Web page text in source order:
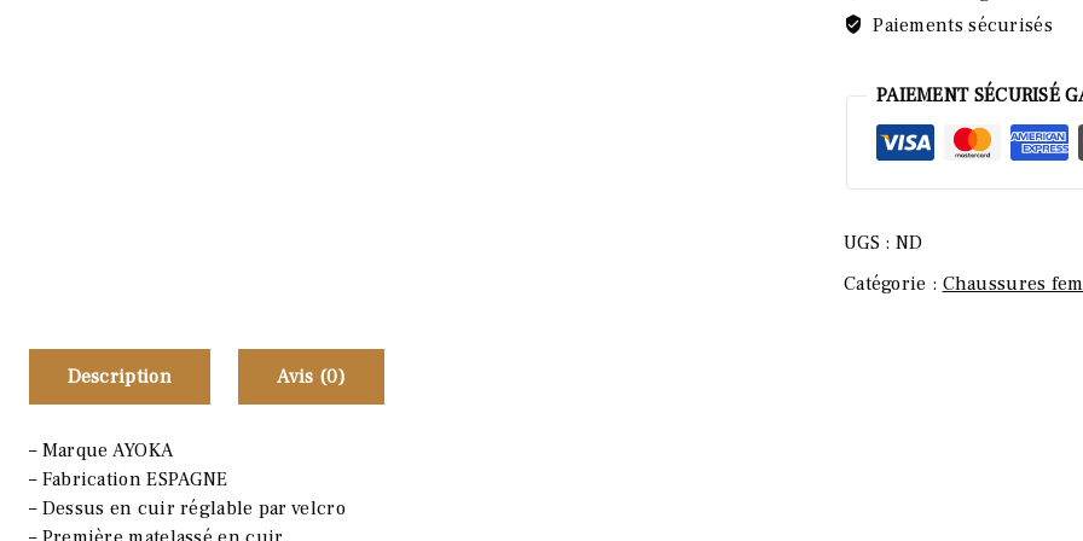
Paiements sécurisés
PAIEMENT SÉCURISÉ
UGS : ND
Catégorie : Chaussures
Description Avis (0)
– Marque AYOKA
– Fabrication ESPAGNE
– Dessus en cuir réglable par velcro